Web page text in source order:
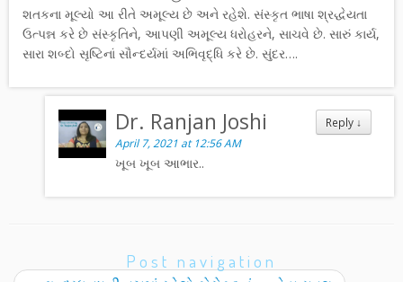
શતકના મૂલ્યો આ રીતે અમૂલ્ય છે અને રહેશે. સંસ્કૃત ભાષા શ્રદ્ધેયતા
ઉત્પન્ન કરે છે સંસ્કૃતિને, આપણી અમૂલ્ય ધરોહરને, સાચવે છે. સારું કાર્ય,
સારા શબ્દો સૃષ્ટિનાં સૌન્દર્યમાં અભિવૃદ્ધિ કરે છે. સુંદર….
Reply ↓
Dr. Ranjan Joshi
April 7, 2021 at 12:56 AM
ખૂબ ખૂબ આભાર..
Post navigation